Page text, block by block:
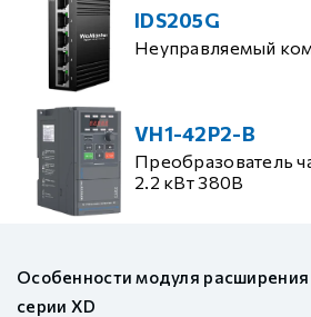
IDS205G
Неуправляемый
VH1-42P2-B
Преобразователь
2.2 кВт 380В
Особенности модуля
серии XD